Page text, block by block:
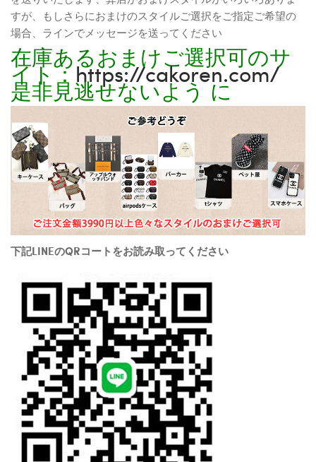
すが、もしさらにおまけのスタイルご選択をご指定ご希望の
場合、ラインでメッセージを送ってください
在庫あるおまけご選択可のサ
イト：https://cakoren.com/
是非見逃せないよう に
下記LINEのQRコートをお読み取ってください